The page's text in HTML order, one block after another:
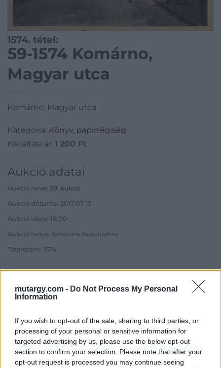
mutargy.com - Do Not Process My Personal
Information
If you wish to opt-out of the sale, sharing to third parties, or
processing of your personal or sensitive information for
targeted advertising by us, please use the below opt-out
section to confirm your selection. Please note that after your
opt-out request is processed you may continue seeing
1574. tétel:
59-1574 Komárno,
Magyar utca
Komárno, Magyar utca
Kategória: Könyv, papírrégiség
Kikiáltási ár: 1 200 Ft
Aukció adatai
Aukció neve: 59. aukcó
Aukció dátuma: 2017.07.13
Aukció ideje: 18:00
Aukció helye: Krisztina Aukciósház
Tételszám: 1574
8346 Gógánfa Vasút utca 36
Telefon: 30-9136069
Weboldal:
http://www.krisztinaaukcioshaz.hu/